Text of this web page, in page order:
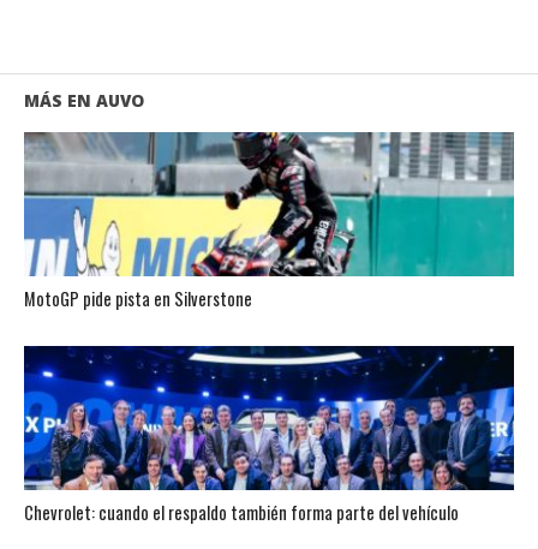
MÁS EN AUVO
MotoGP pide pista en Silverstone
Chevrolet: cuando el respaldo también forma parte del vehículo